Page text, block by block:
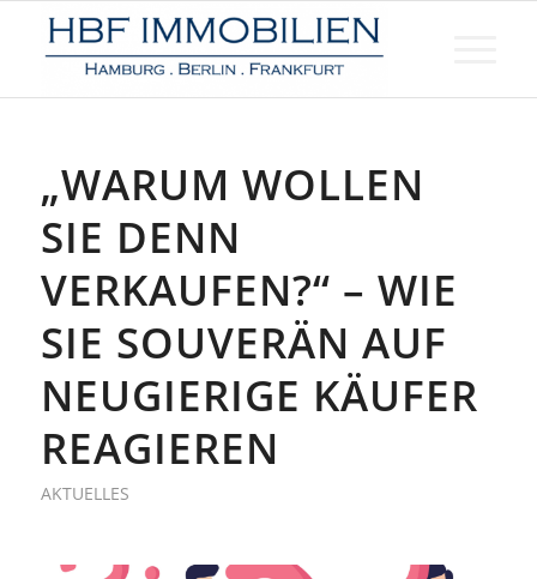
„WARUM WOLLEN
SIE DENN
VERKAUFEN?“ – WIE
SIE SOUVERÄN AUF
NEUGIERIGE KÄUFER
REAGIEREN
AKTUELLES